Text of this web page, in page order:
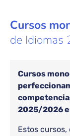
Cursos
de Idiomas
Cursos
2025/2026
Estos